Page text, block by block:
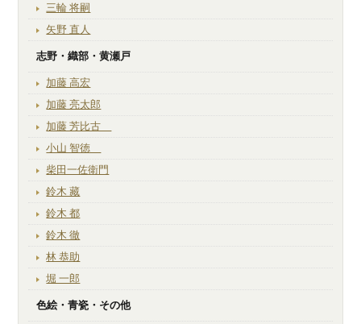
三輪 将嗣
矢野 直人
志野・織部・黄瀬戸
加藤 高宏
加藤 亮太郎
加藤 芳比古
小山 智徳
柴田一佐衛門
鈴木 藏
鈴木 都
鈴木 徹
林 恭助
堀 一郎
色絵・青瓷・その他